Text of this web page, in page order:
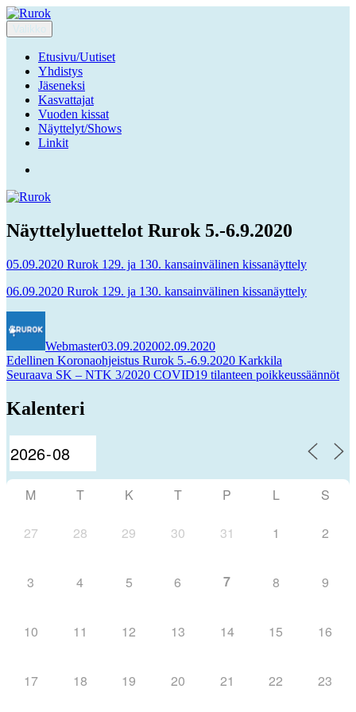
Siirry
sisältöön
Rurok
Ruuhka-Suomen Rotukissayhdistys
Valikko
Etusivu/Uutiset
Yhdistys
Jäseneksi
Kasvattajat
Vuoden kissat
Näyttelyt/Shows
Linkit
Näyttelyluettelot Rurok 5.-6.9.2020
05.09.2020 Rurok 129. ja 130. kansainvälinen kissanäyttely
06.09.2020 Rurok 129. ja 130. kansainvälinen kissanäyttely
Webmaster03.09.202002.09.2020
Artikkelien
selaus
Edellinen Edellinen
artikkeli:
Koronaohjeistus Rurok 5.-6.9.2020 Karkkila
Seuraava Seuraava
SK – NTK 3/2020 COVID19 tilanteen poikkeussäännöt
Kalenteri
M T K T P L S
27 28 29 30 31 1 2
3 4 5 6 7 8 9
10 11 12 13 14 15 16
17 18 19 20 21 22 23